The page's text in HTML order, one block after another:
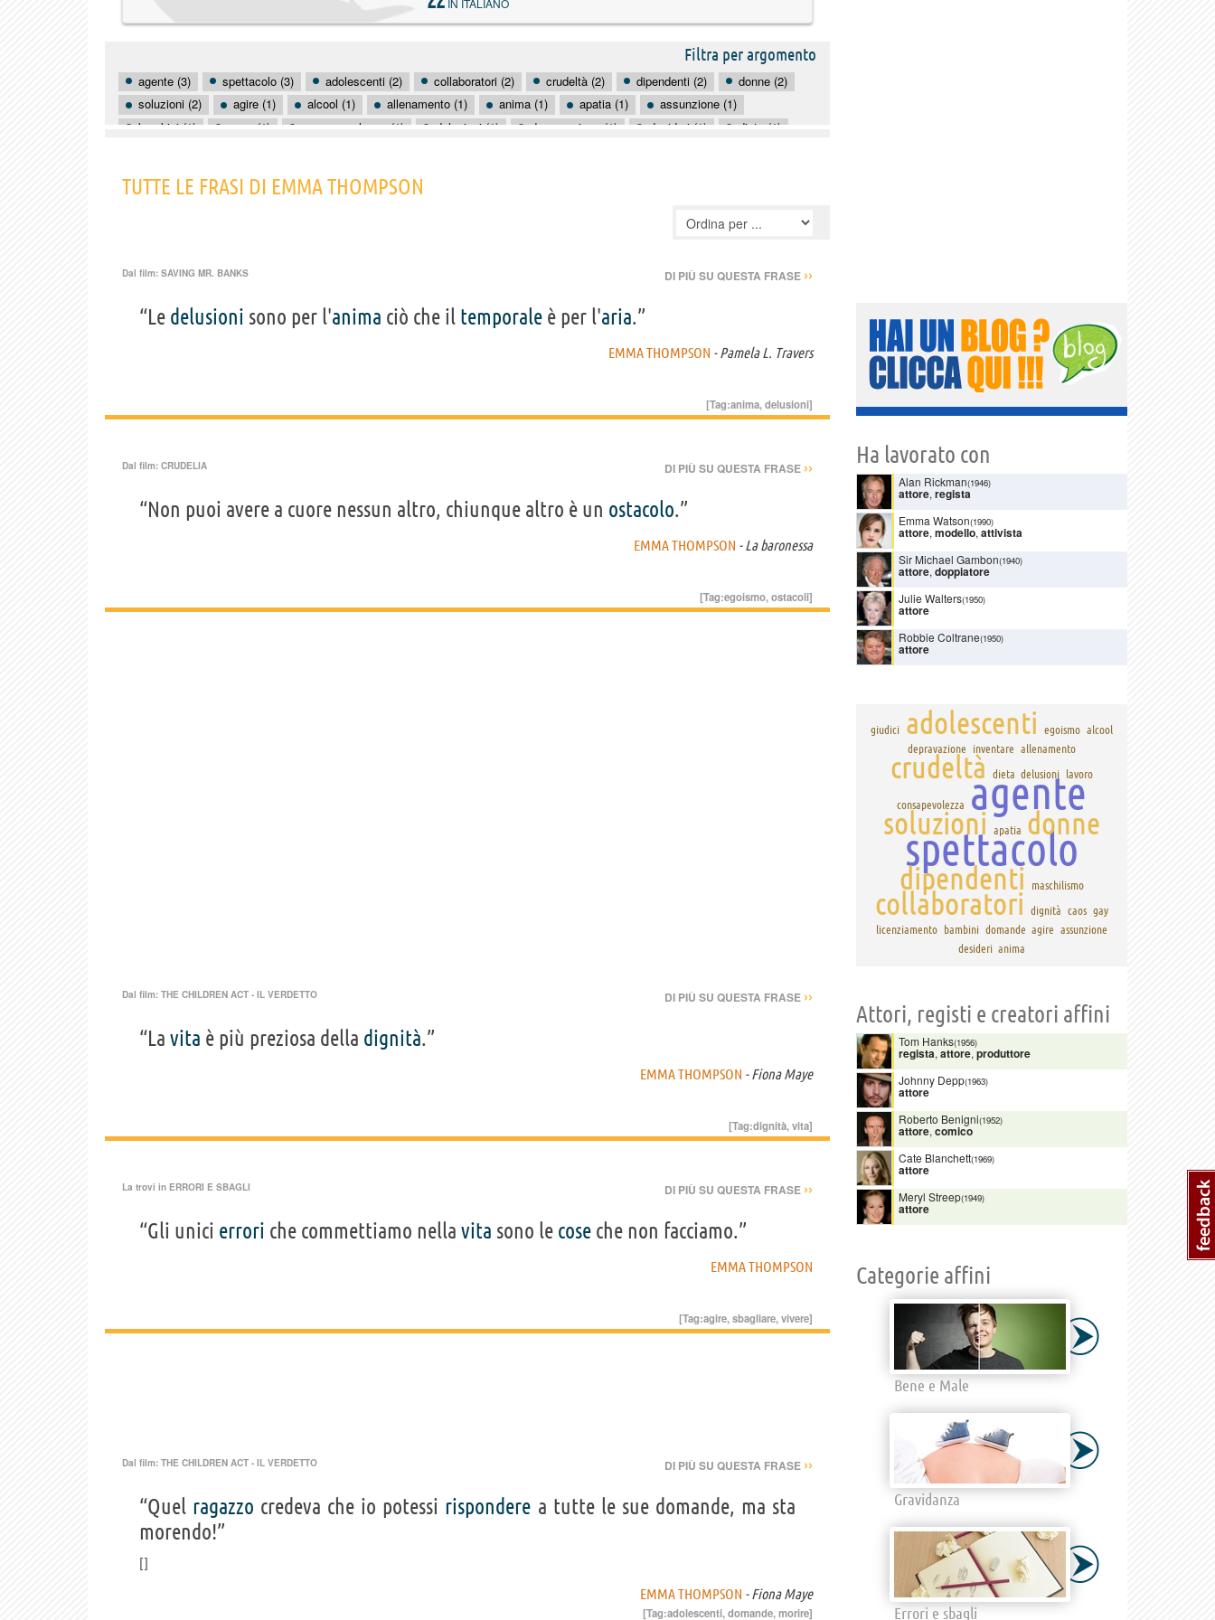
Filtra per argomento
agente (3) spettacolo (3) adolescenti (2) collaboratori (2) crudeltà (2) dipendenti (2)
donne (2)
soluzioni (2)
agire (1) alcool (1) allenamento (1) anima (1) apatia (1)
assunzione (1)
bambini (1)
caos (1) consapevolezza (1) delusioni (1) depravazione (1) desideri (1)
dieta (1)
TUTTE LE FRASI DI EMMA THOMPSON
Dal film: SAVING MR. BANKS DI PIÙ SU QUESTA FRASE ››
“Le delusioni sono per l'anima ciò che il temporale è per l'aria.”
EMMA THOMPSON - Pamela L. Travers
[Tag:anima,delusioni]
Dal film: CRUDELIA DI PIÙ SU QUESTA FRASE ››
“Non puoi avere a cuore nessun altro, chiunque altro è un ostacolo.”
EMMA THOMPSON - La baronessa
[Tag:egoismo,ostacoli]
Dal film: THE CHILDREN ACT - IL VERDETTO DI PIÙ SU QUESTA FRASE ››
“La vita è più preziosa della dignità.”
EMMA THOMPSON - Fiona Maye
[Tag:dignità,vita]
La trovi in ERRORI E SBAGLI DI PIÙ SU QUESTA FRASE ››
“Gli unici errori che commettiamo nella vita sono le cose che non facciamo.”
EMMA THOMPSON
[Tag:agire,sbagliare,vivere]
Dal film: THE CHILDREN ACT - IL VERDETTO DI PIÙ SU QUESTA FRASE ››
“Quel ragazzo credeva che io potessi rispondere a tutte le sue domande, ma sta
morendo!”
EMMA THOMPSON - Fiona Maye
[Tag:adolescenti,domande,morire]
Ha lavorato con
Alan Rickman(1946)
attore, regista
Emma Watson(1990)
attore, modello, attivista
Sir Michael Gambon(1940)
attore, doppiatore
Julie Walters(1950)
attore
Robbie Coltrane(1950)
attore
giudici adolescenti egoismo alcool
depravazione
inventare allenamento
crudeltà dieta delusioni lavoro
consapevolezza agente
soluzioni apatia donne
spettacolo
dipendenti maschilismo
collaboratori dignità caos gay
licenziamento bambini domande agire assunzione
desideri anima
Attori, registi e creatori affini
Tom Hanks(1956)
regista, attore,produttore
Johnny Depp(1963)
attore
Roberto Benigni(1952)
attore, comico
Cate Blanchett(1969)
attore
Meryl Streep(1949)
attore
Categorie affini
Bene e Male
Gravidanza
Errori e sbagli